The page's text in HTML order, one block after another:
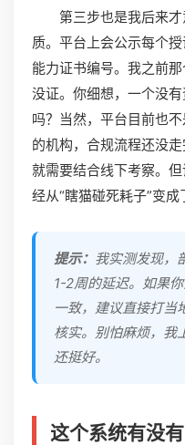
第三步也是我后来
质。平台上会公示每个
能力证书编号。我之前
没证。你细想，一个没
吗？当然，平台目前也
的机构，合规流程还没
就需要结合线下考察。
经从“瞎猫碰死耗子”变成
提示： 我实测发现，
1-2周的延迟。如果
一致，建议直接打当
核实。别怕麻烦，我
还挺好。
这个系统有没有